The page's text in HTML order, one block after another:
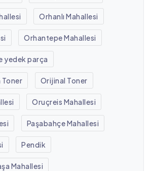
Orhanlı Mahallesi
Orhantepe Mahallesi
yedek parça
Toner Orijinal Toner
Oruçreis Mahallesi
Paşabahçe Mahallesi
Pendik
Mahallesi